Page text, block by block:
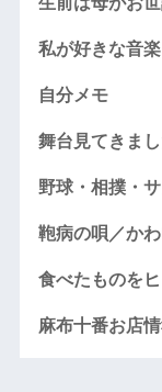
私が好きな音楽
自分メモ
舞台見てきま
野球・相撲・
鞄病の唄／か
食べたものを
麻布十番お店